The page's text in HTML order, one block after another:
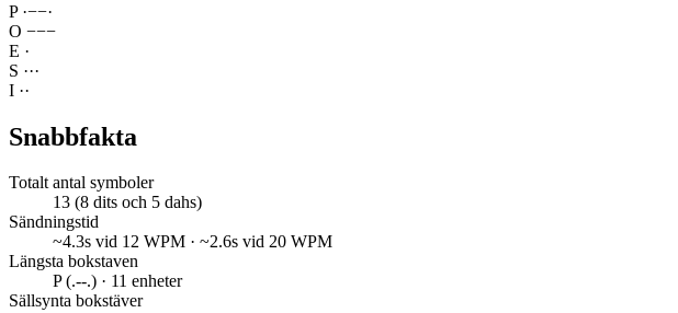
P ·−−·
O −−−
E ·
S ···
I ··
Snabbfakta
Totalt antal symboler
13 (8 dits och 5 dahs)
Sändningstid
~4.3s vid 12 WPM · ~2.6s vid 20 WPM
Längsta bokstaven
P (.--.) · 11 enheter
Sällsynta bokstäver